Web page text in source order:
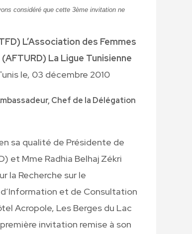
considéré que cette 3ème invitation ne
L’Association des Femmes
La Ligue Tunisienne
le, 03 décembre 2010
Chef de la Délégation
sa qualité de Présidente de
et Mme Radhia Belhaj Zékri
la Recherche sur le
et de Consultation
Acropole, Les Berges du Lac
invitation remise à son